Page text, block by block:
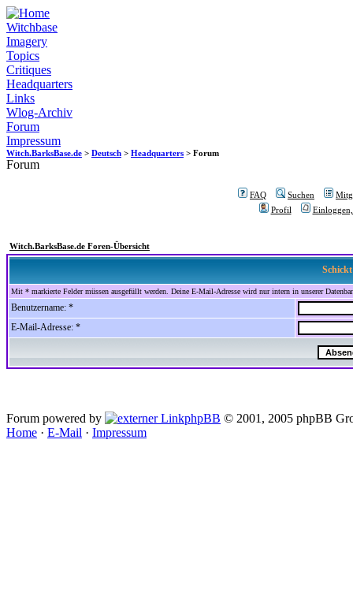
Witchbase
Imagery
Topics
Critiques
Headquarters
Links
Wlog-Archiv
Forum
Impressum
Witch.BarksBase.de > Deutsch > Headquarters > Forum
Forum
FAQ Suchen
Profil
Witch.BarksBase.de Foren-Übersicht
Mit * markierte Felder müssen ausgefüllt werden. Deine E-Mail-Adresse wird nur intern in unserer
Benutzername: *
E-Mail-Adresse: *
Forum powered by phpBB © 2001, 2005 phpBB
Home · E-Mail · Impressum